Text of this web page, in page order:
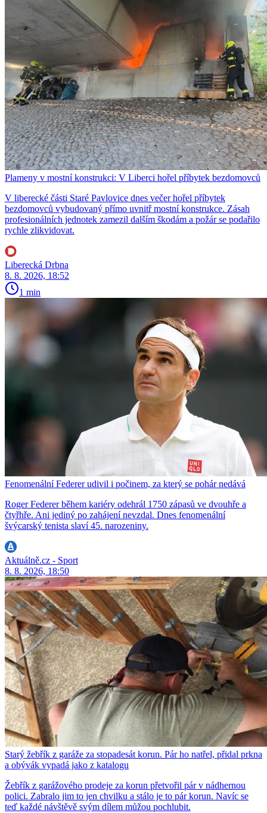
Plameny v mostní konstrukci: V Liberci hořel příbytek bezdomovců
V liberecké části Staré Pavlovice dnes večer hořel příbytek
bezdomovců vybudovaný přímo uvnitř mostní konstrukce. Zásah
profesionálních jednotek zamezil dalším škodám a požár se podařilo
rychle zlikvidovat.
Liberecká Drbna
8. 8. 2026, 18:52
1 min
Fenomenální Federer udivil i počinem, za který se pohár nedává
Roger Federer během kariéry odehrál 1750 zápasů ve dvouhře a
čtyřhře. Ani jediný po zahájení nevzdal. Dnes fenomenální
švýcarský tenista slaví 45. narozeniny.
Aktuálně.cz - Sport
8. 8. 2026, 18:50
Starý žebřík z garáže za stopadesát korun. Pár ho natřel, přidal prkna
a obývák vypadá jako z katalogu
Žebřík z garážového prodeje za korun přetvořil pár v nádhernou
polici. Zabralo jim to jen chvilku a stálo je to pár korun. Navíc se
teď každé návštěvě svým dílem můžou pochlubit.